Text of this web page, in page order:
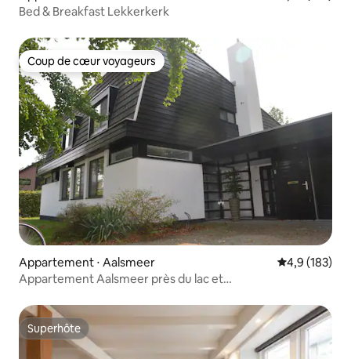
Bed & Breakfast Lekkerkerk
Coup de cœur voyageurs
Coup de cœur voyageurs
Appartement ⋅ Aalsmeer Évaluation
4,9 (183)
Appartement Aalsmeer près du lac et
Superhôte
Superhôte